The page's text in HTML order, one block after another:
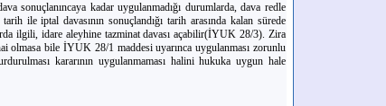
sonuçlanıncaya kadar uygulanmadığı durumlarda, dava redle
ile iptal davasının sonuçlandığı tarih arasında kalan sürede
ilgili, idare aleyhine tazminat davası açabilir(İYUK 28/3). Zira
olmasa bile İYUK 28/1 maddesi uyarınca uygulanması zorunlu
kararının uygulanmaması halini hukuka uygun hale